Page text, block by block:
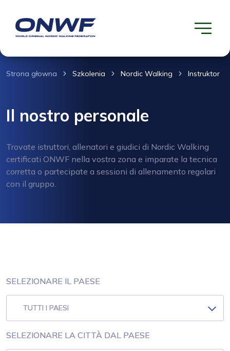
Strona głowna Szkolenia Nordic Walking Instruktor
Il nostro personale
Trovate istruttori, allenatori e giudici di Nordic Walking
certificati ONWF nella vostra zona e imparate la tecnica
corretta o partecipate a sessioni di allenamento regolari
con il gruppo.
SELEZIONARE IL PAESE
TUTTI I PAESI
SELEZIONARE LA CITTÀ DAL PAESE